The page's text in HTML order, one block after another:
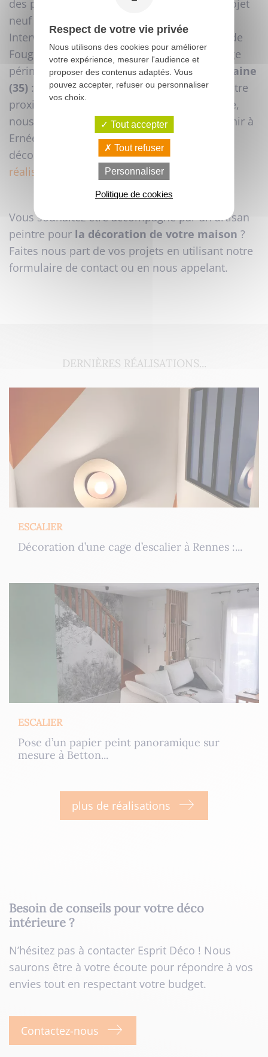
des particuliers et des professionnels, en projet
neuf ou en rénovation.
Intervenant dans un rayon de 60 km autour de
Fougères, nous nous déplaçons dans un large
périmètre sur le département de l’Ille-et-Vilaine
(35) : Rennes,Liffré, et même Saint-Malo. Notre
proximité avec La Mayenne et le Sud Manche,
nous offre également la possibilité d'intervenir à
Ernée (53) ou à Avranches (50). Vous pouvez
découvrir notre travail en consultant
réalisations.
Vous souhaitez être accompagné par un artisan
peintre pour la décoration de votre maison ?
Faites nous part de vos projets en utilisant notre
formulaire de contact ou en nous appelant.
DERNIÈRES RÉALISATIONS...
ESCALIER
Décoration d’une cage d’escalier à Rennes :...
ESCALIER
Pose d’un papier peint panoramique sur
mesure à Betton...
plus de réalisations
Besoin de conseils pour votre déco
intérieure ?
N’hésitez pas à contacter Esprit Déco ! Nous
saurons être à votre écoute pour répondre à vos
envies tout en respectant votre budget.
Contactez-nous
Respect de votre vie privée
Nous utilisons des cookies pour améliorer
votre expérience, mesurer l'audience et
proposer des contenus adaptés. Vous
pouvez accepter, refuser ou personnaliser
vos choix.
Tout accepter
Tout refuser
Personnaliser
Politique de cookies